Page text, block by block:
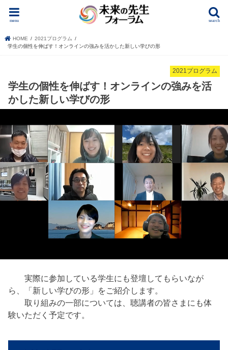
search
menu
HOME
2021プログラム
学生の個性を伸ばす！オンラインの強みを活かした新しい学びの形
2021プログラム
学生の個性を伸ばす！オンラインの強みを活
かした新しい学びの形
実際に参加している学生にも登壇してもらいなが
ら、「新しい学びの形」をご紹介します。
取り組みの一部については、聴講者の皆さまにも体
験いただく予定です。